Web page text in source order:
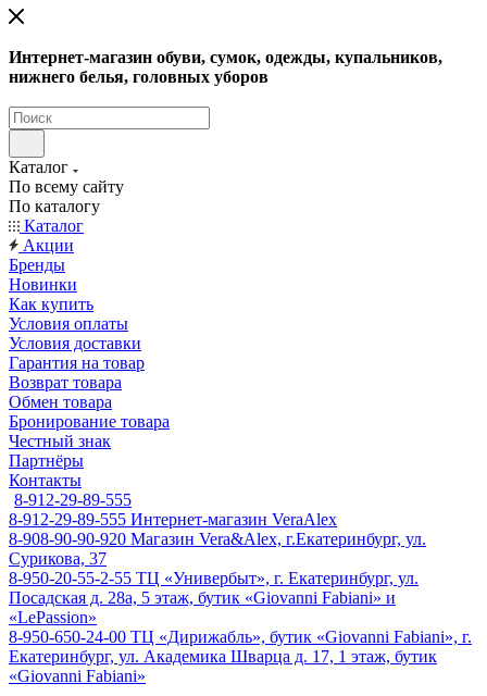
Интернет-магазин обуви, сумок, одежды, купальников,
нижнего белья, головных уборов
Каталог
По всему сайту
По каталогу
Каталог
Акции
Бренды
Новинки
Как купить
Условия оплаты
Условия доставки
Гарантия на товар
Возврат товара
Обмен товара
Бронирование товара
Честный знак
Партнёры
Контакты
8-912-29-89-555
8-912-29-89-555 Интернет-магазин VeraAlex
8-908-90-90-920 Магазин Vera&Alex, г.Екатеринбург, ул.
Сурикова, 37
8-950-20-55-2-55 ТЦ «Универбыт», г. Екатеринбург, ул.
Посадская д. 28а, 5 этаж, бутик «Giovanni Fabiani» и
«LePassion»
8-950-650-24-00 ТЦ «Дирижабль», бутик «Giovanni Fabiani», г.
Екатеринбург, ул. Академика Шварца д. 17, 1 этаж, бутик
«Giovanni Fabiani»